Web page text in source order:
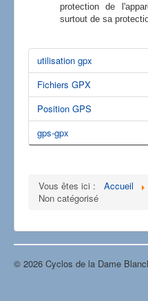
protection de
surtout de sa
utilisation gpx
Fichiers GPX
Position GPS
gps-gpx
Vous êtes ici : Accueil
Non catégorisé
© 2026 Cyclos de la Dame